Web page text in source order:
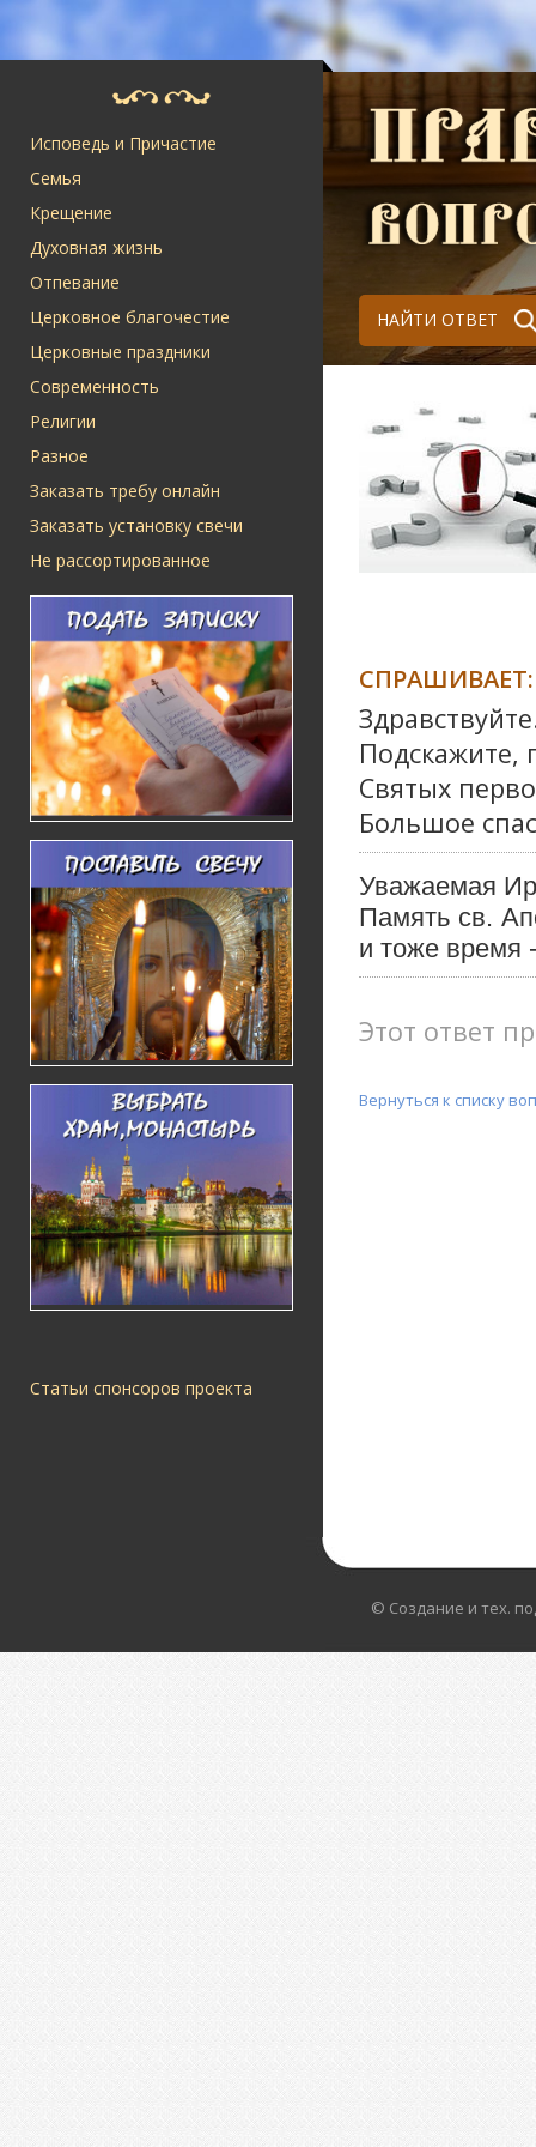
Исповедь и Причастие
Семья
Крещение
Духовная жизнь
Отпевание
Церковное благочестие
Церковные праздники
Современность
Религии
Разное
Заказать требу онлайн
Заказать установку свечи
Не рассортированное
Статьи спонсоров проекта
НАЙТИ ОТВЕТ
СПРАШИВАЕТ:
Подскажите,
Святых
Большое
Уважаемая
Память св.
и тоже время
Этот ответ
Вернуться к списку
© Создание и тех.